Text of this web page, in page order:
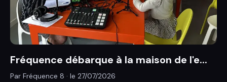
Fréquence débarque à la maison de l'e...
Par Fréquence 8 · le 27/07/2026